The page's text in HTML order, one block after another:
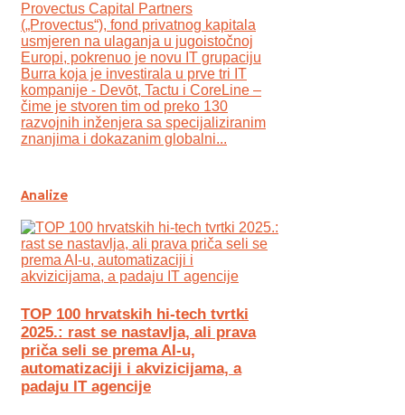
Provectus Capital Partners
(„Provectus“), fond privatnog kapitala
usmjeren na ulaganja u jugoistočnoj
Europi, pokrenuo je novu IT grupaciju
Burra koja je investirala u prve tri IT
kompanije - Devōt, Tactu i CoreLine –
čime je stvoren tim od preko 130
razvojnih inženjera sa specijaliziranim
znanjima i dokazanim globalni...
Analize
TOP 100 hrvatskih hi-tech tvrtki
2025.: rast se nastavlja, ali prava
priča seli se prema AI-u,
automatizaciji i akvizicijama, a
padaju IT agencije